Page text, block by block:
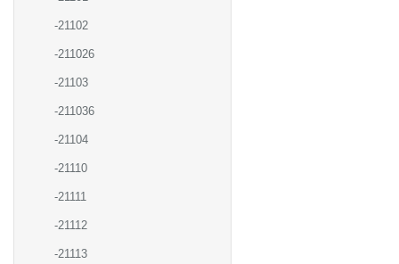
-21102
-211026
-21103
-211036
-21104
-21110
-21111
-21112
-21113